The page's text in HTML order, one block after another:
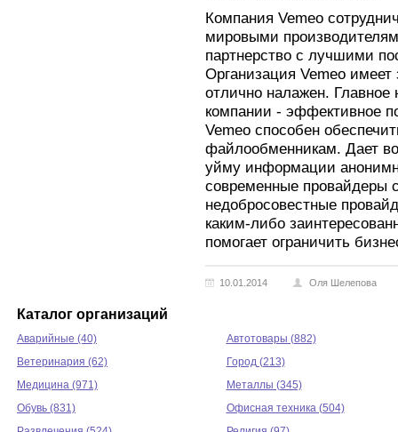
Компания Vemeo
мировыми
партнерство с лучшими
Организация Vemeo
отлично налажен. Главное
компании - эффективное
Vemeo способен
файлообменникам. Дает
уйму информации
современные провайдеры
недобросовестные
каким-либо
помогает ограничить
10.01.2014 Оля Шелепова
Каталог организаций
Аварийные (40)
Автотовары (882)
Ветеринария (62)
Город (213)
Медицина (971)
Металлы (345)
Обувь (831)
Офисная техника (504)